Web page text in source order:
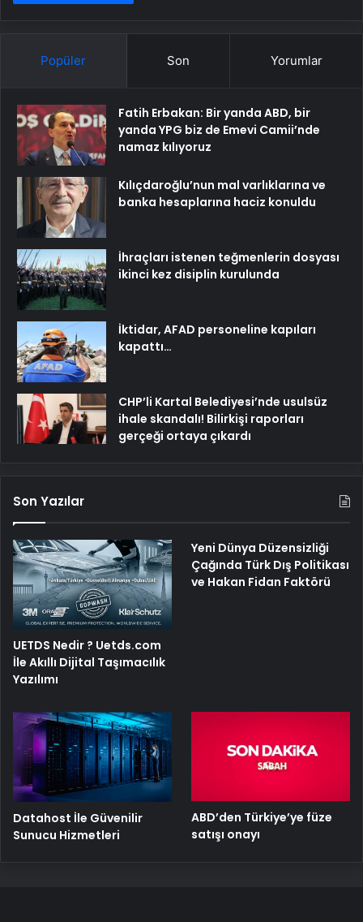
Popüler Son Yorumlar
Fatih Erbakan: Bir yanda ABD, bir
yanda YPG biz de Emevi Camii’nde
namaz kılıyoruz
Kılıçdaroğlu’nun mal varlıklarına ve
banka hesaplarına haciz konuldu
İhraçları istenen teğmenlerin dosyası
ikinci kez disiplin kurulunda
İktidar, AFAD personeline kapıları
kapattı…
CHP’li Kartal Belediyesi’nde usulsüz
ihale skandalı! Bilirkişi raporları
gerçeği ortaya çıkardı
Son Yazılar
UETDS Nedir ? Uetds.com
İle Akıllı Dijital Taşımacılık
Yazılımı
Yeni Dünya Düzensizliği
Çağında Türk Dış Politikası
ve Hakan Fidan Faktörü
Datahost İle Güvenilir
Sunucu Hizmetleri
ABD’den Türkiye’ye füze
satışı onayı